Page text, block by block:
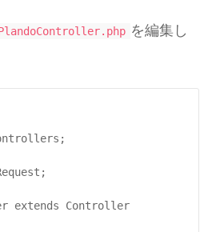
を編集し
extends Controller